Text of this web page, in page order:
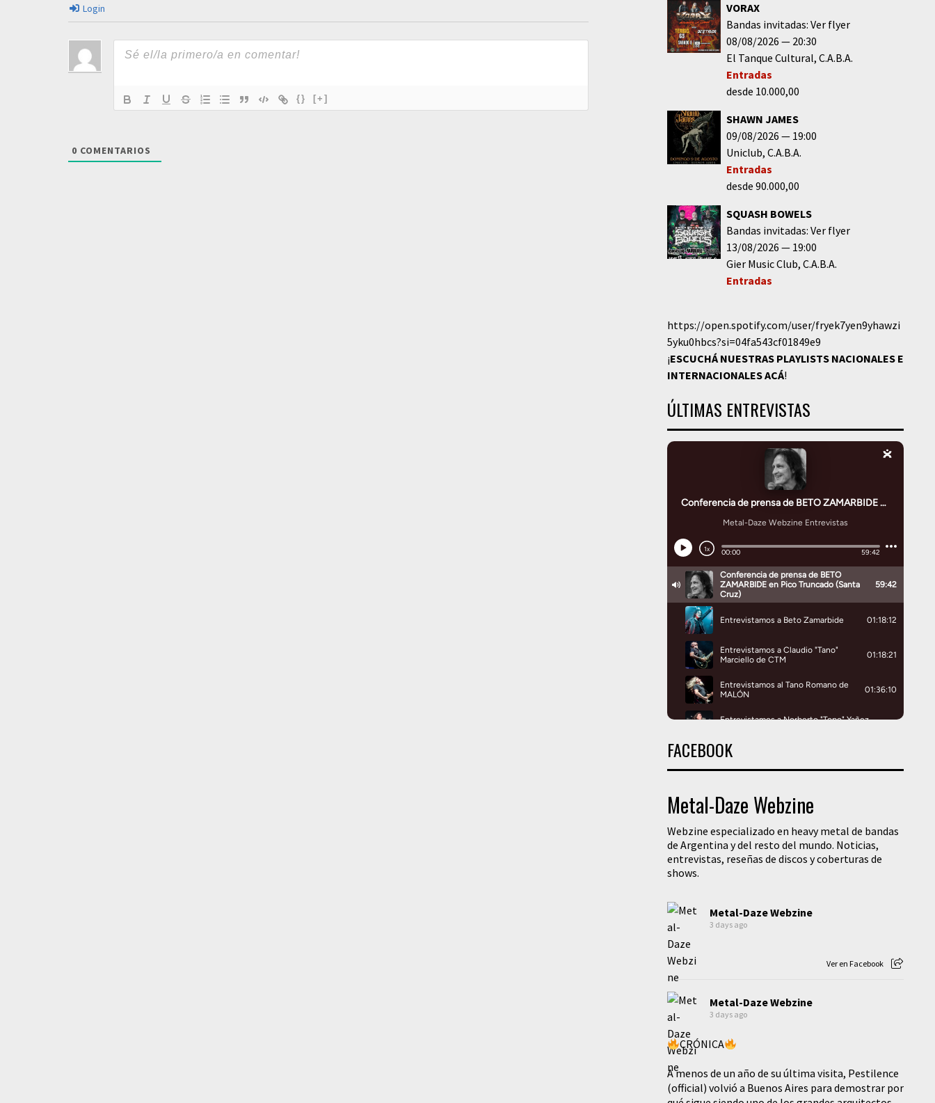
Login
{} [+]
0 COMENTARIOS
VORAX
Bandas invitadas: Ver flyer
08/08/2026
20:30
El Tanque Cultural C.A.B.A.
Entradas
desde 10.000,00
SHAWN JAMES
09/08/2026
19:00
Uniclub C.A.B.A.
Entradas
desde 90.000,00
SQUASH BOWELS
Bandas invitadas: Ver flyer
13/08/2026
19:00
Gier Music Club C.A.B.A.
Entradas
https://open.spotify.com/user/fryek7yen9yhawzi
5yku0hbcs?si=04fa543cf01849e9
¡ESCUCHÁ NUESTRAS PLAYLISTS NACIONALES E
INTERNACIONALESACÁ!
ÚLTIMAS ENTREVISTAS
FACEBOOK
Metal-Daze Webzine
Webzine especializado en heavy metal de bandas
de Argentina y del resto del mundo. Noticias,
entrevistas, reseñas de discos y coberturas de
shows.
Metal-Daze Webzine
3 days ago
Ver en Facebook
Metal-Daze Webzine
3 days ago
CRÓNICA
A menos de un año de su última visita, Pestilence
(official) volvió a Buenos Aires para demostrar por